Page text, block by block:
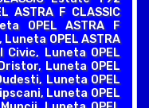
ASTRA F CLASSIC
OPEL ASTRA F
OPEL ASTRA
Civic, Luneta OPEL
Luneta OPEL
Luneta OPEL
Luneta OPEL